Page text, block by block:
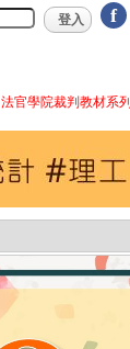
f
法官學院裁判教材系列